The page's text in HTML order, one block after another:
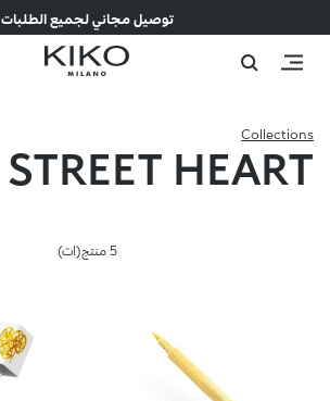
توصيل مجاني لجميع الطلبات
Collections
STREET HEART
5 منتج(ات)